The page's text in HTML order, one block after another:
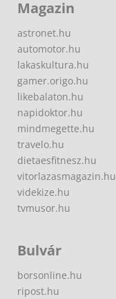
Magazin
astronet.hu
automotor.hu
lakaskultura.hu
gamer.origo.hu
likebalaton.hu
napidoktor.hu
mindmegette.hu
travelo.hu
dietaesfitnesz.hu
vitorlazasmagazin.hu
videkize.hu
tvmusor.hu
Bulvár
borsonline.hu
ripost.hu